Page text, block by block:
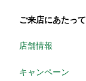
ご来店にあたって
店舗情報
キャンペーン